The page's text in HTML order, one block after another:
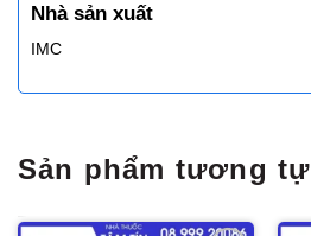
Nhà sản xuất
IMC
Sản phẩm tương tự